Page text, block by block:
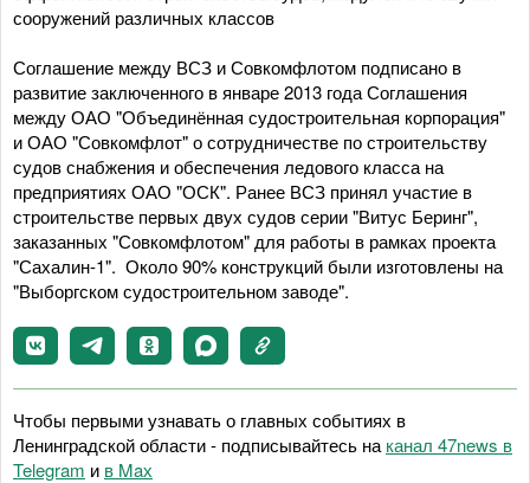
сооружений различных классов
Соглашение между ВСЗ и Совкомфлотом подписано в
развитие заключенного в январе 2013 года Соглашения
между ОАО "Объединённая судостроительная корпорация"
и ОАО "Совкомфлот" о сотрудничестве по строительству
судов снабжения и обеспечения ледового класса на
предприятиях ОАО "ОСК". Ранее ВСЗ принял участие в
строительстве первых двух судов серии "Витус Беринг",
заказанных "Совкомфлотом" для работы в рамках проекта
"Сахалин-1". Около 90% конструкций были изготовлены на
"Выборгском судостроительном заводе".
Чтобы первыми узнавать о главных событиях в
Ленинградской области - подписывайтесь на канал 47news в
Telegram и в Maх